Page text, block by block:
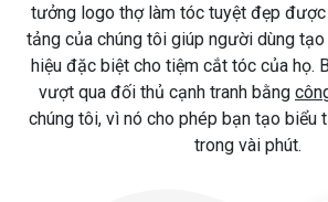
tưởng logo thợ làm tóc tuyệt đẹp được
tảng của chúng tôi giúp người dùng
hiệu đặc biệt cho tiệm cắt tóc của họ.
vượt qua đối thủ cạnh tranh bằng
chúng tôi, vì nó cho phép bạn tạo biểu
trong vài phút.